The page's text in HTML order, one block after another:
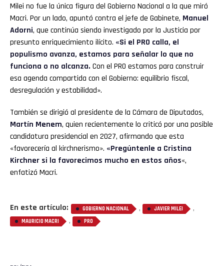
Milei no fue la única figura del Gobierno Nacional a la que miró
Macri. Por un lado, apuntó contra el jefe de Gabinete, Manuel
Adorni, que continúa siendo investigado por la Justicia por
presunto enriquecimiento ilícito. «Si el PRO calla, el
populismo avanza, estamos para señalar lo que no
funciona o no alcanza. Con el PRO estamos para construir
esa agenda compartida con el Gobierno: equilibrio fiscal,
desregulación y estabilidad».
También se dirigió al presidente de la Cámara de Diputados,
Martín Menem, quien recientemente lo criticó por una posible
candidatura presidencial en 2027, afirmando que esta
«favorecería al kirchnerismo». «Pregúntenle a Cristina
Kirchner si la favorecimos mucho en estos años«,
enfatizó Macri.
En este artículo: GOBIERNO NACIONAL , JAVIER MILEI ,
MAURICIO MACRI , PRO
Flipboard
Reddit
Pinterest
Whatsapp
Email